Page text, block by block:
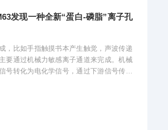
发现一种全新“蛋白-磷脂”离子孔
，比如手指触摸书本产生触觉，声波传递
要通过机械力敏感离子通道来完成。机械
转化为电化学信号，通过下游信号传导